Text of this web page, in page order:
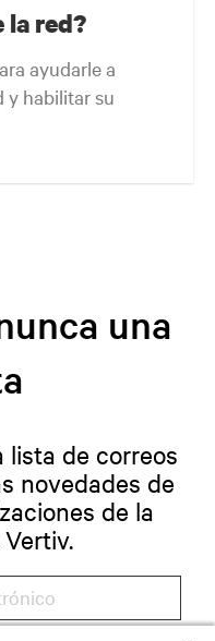
la red?
ayudarle a
y habilitar su
una
lista de correos
novedades de
de la